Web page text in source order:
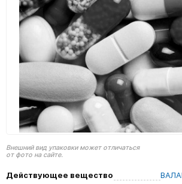
Внешний вид упаковки может отличаться
от фото на сайте.
Действующее вещество